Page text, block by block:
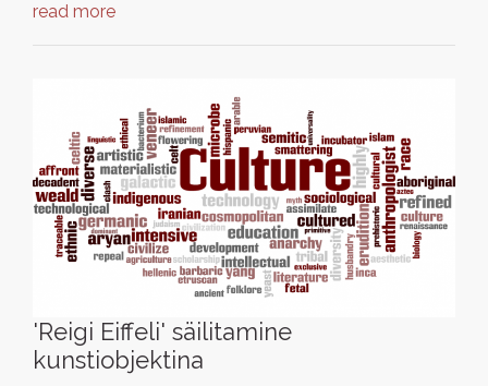
read more
'Reigi Eiffeli' säilitamine
kunstiobjektina